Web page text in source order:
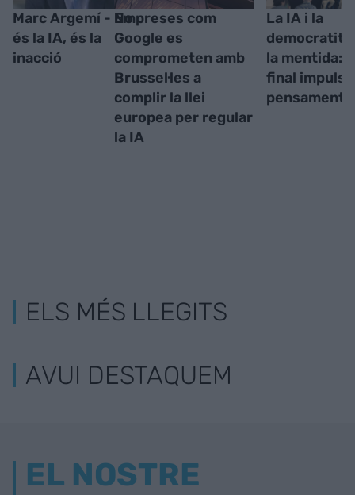
Marc Argemí - No
és la IA, és la
inacció
Empreses com
Google es
comprometen amb
Brussel·les a
complir la llei
europea per regular
la IA
La IA i la
la mentida:
final
pensament
ELS MÉS LLEGITS
AVUI DESTAQUEM
EL NOSTRE